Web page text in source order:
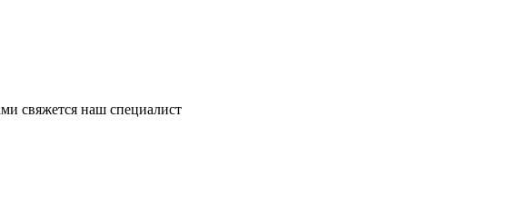
свяжется наш специалист